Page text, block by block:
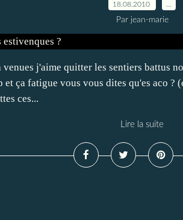
18.08.2010
Par jean-marie
j'aime quitter les sentiers battus
et ça fatigue vous vous dites qu'es aco ?
ces...
Lire la suite